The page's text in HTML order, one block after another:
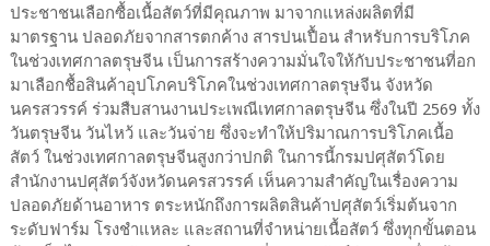
ประชาชนเลือกซื้อเนื้อสัตว์ที่มีคุณภาพ มาจากแหล่งผลิตที่มี
มาตรฐาน ปลอดภัยจากสารตกค้าง สารปนเปื้อน สำหรับการบริโภค
ในช่วงเทศกาลตรุษจีน เป็นการสร้างความมั่นใจให้กับประชาชนที่อก
มาเลือกชื้อสินค้าอุปโภคบริโภคในช่วงเทศกาลตรุษจีน จังหวัด
นครสวรรค์ ร่วมสืบสานงานประเพณีเทศกาลตรุษจีน ซึ่งในปี 2569 ทั้ง
วันตรุษจีน วันไหว้ และวันจ่าย ซึ่งจะทำให้ปริมาณการบริโภคเนื้อ
สัตว์ ในช่วงเทศกาลตรุษจีนสูงกว่าปกติ ในการนี้กรมปศุสัตว์โดย
สำนักงานปศุสัตว์จังหวัดนครสวรรค์ เห็นความสำคัญในเรื่องความ
ปลอดภัยด้านอาหาร ตระหนักถึงการผลิตสินค้าปศุสัตว์เริ่มต้นจาก
ระดับฟาร์ม โรงชำแหละ และสถานที่จำหน่ายเนื้อสัตว์ ซึ่งทุกขั้นตอน